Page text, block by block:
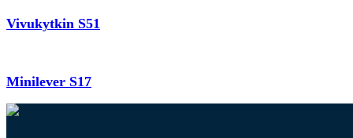
Vivukytkin S51
Minilever S17